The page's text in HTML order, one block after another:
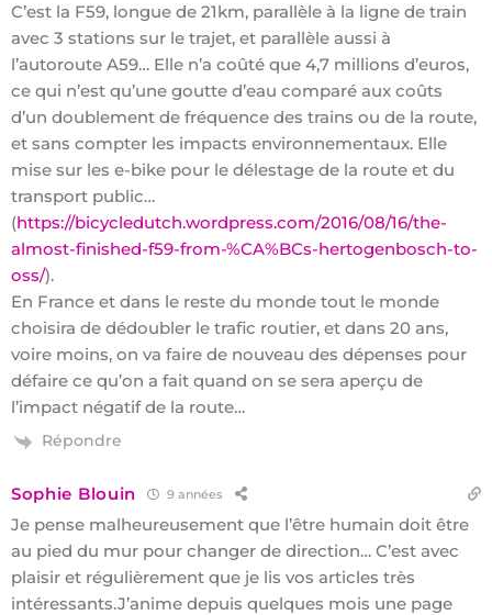
C’est la F59, longue de 21km, parallèle à la ligne de train
avec 3 stations sur le trajet, et parallèle aussi à
l’autoroute A59… Elle n’a coûté que 4,7 millions d’euros,
ce qui n’est qu’une goutte d’eau comparé aux coûts
d’un doublement de fréquence des trains ou de la route,
et sans compter les impacts environnementaux. Elle
mise sur les e-bike pour le délestage de la route et du
transport public…
(https://bicycledutch.wordpress.com/2016/08/16/the-
almost-finished-f59-from-%CA%BCs-hertogenbosch-to-
oss/).
En France et dans le reste du monde tout le monde
choisira de dédoubler le trafic routier, et dans 20 ans,
voire moins, on va faire de nouveau des dépenses pour
défaire ce qu’on a fait quand on se sera aperçu de
l’impact négatif de la route…
Répondre
Sophie Blouin 9 années
Je pense malheureusement que l’être humain doit être
au pied du mur pour changer de direction… C’est avec
plaisir et régulièrement que je lis vos articles très
intéressants.J’anime depuis quelques mois une page